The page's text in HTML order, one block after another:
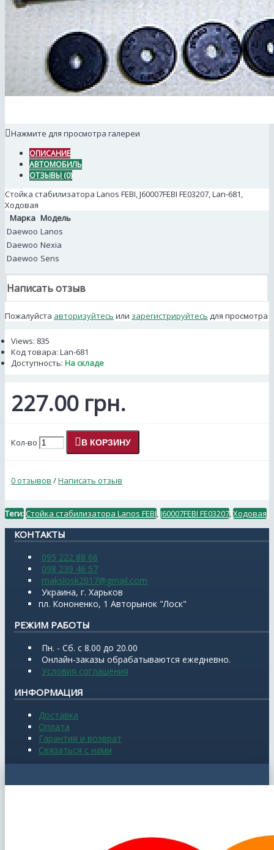
Нажмите для просмотра галереи
ОПИСАНИЕ
АВТОМОБИЛЬ
ОТЗЫВЫ (0)
Стойка стабилизатора Lanos FEBI, J60007FEBI FE03207, Lan-681,
Ходовая
Марка Модель
Daewoo Lanos
Daewoo Nexia
Daewoo Sens
Написать отзыв
Пожалуйста авторизуйтесь или зарегистрируйтесь для просмотра
Views: 835
Код товара: Lan-681
Доступность: На складе
227.00 грн.
Кол-во В КОРЗИНУ
0 отзывов /Написать отзыв
Теги:Стойка стабилизатора Lanos FEBI J60007FEBI FE03207 Ходовая
КОНТАКТЫ
095 222 88 66
098 239 46 57
makslosk2017@gmail.com
Украина, г. Харьков
пл. Кононенко, 1 Авторынок "Лоск"
РЕЖИМ РАБОТЫ
Пн. - Сб. с 8.00 до 20.00
Онлайн-заказы обрабатываются ежедневно.
Условия соглашения
ИНФОРМАЦИЯ
Доставка
Оплата
Гарантия и возврат
Связаться с нами